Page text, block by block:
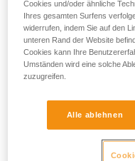
für
Cookies und/oder ähnliche
Ihres gesamten Surfens
widerrufen, indem Sie auf den
unteren Rand der Website
Cookies kann Ihre
Umständen wird eine solche
zuzugreifen.
Alle ablehnen